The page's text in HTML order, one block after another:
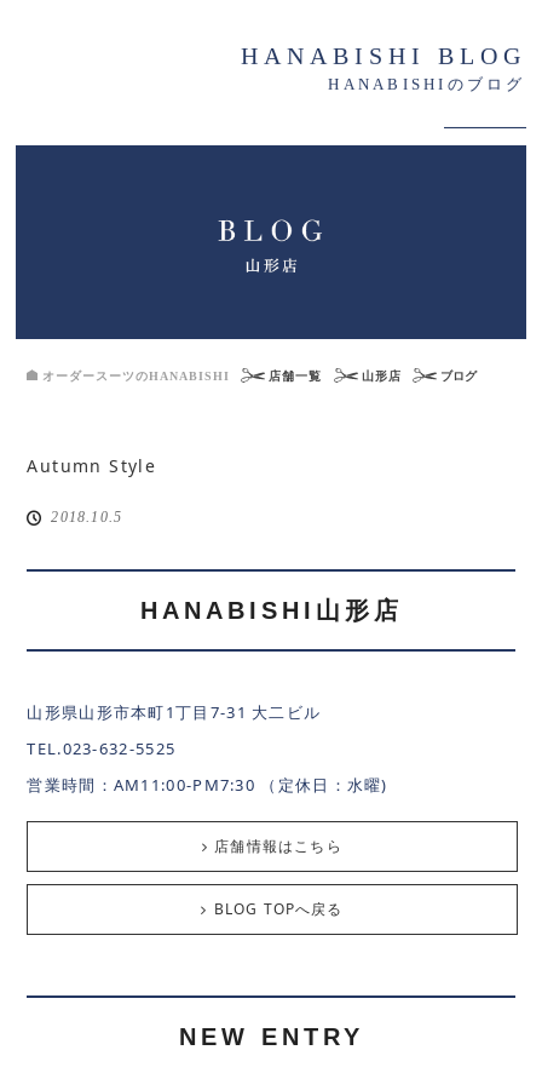
HANABISHI BLOG
HANABISHIのブログ
オーダースーツのHANABISHI 店舗一覧 山形店 ブログ
Autumn Style
2018.10.5
HANABISHI山形店
山形県山形市本町1丁目7-31 大二ビル
TEL.023-632-5525
営業時間：AM11:00-PM7:30 （定休日：水曜)
店舗情報はこちら
BLOG TOPへ戻る
NEW ENTRY